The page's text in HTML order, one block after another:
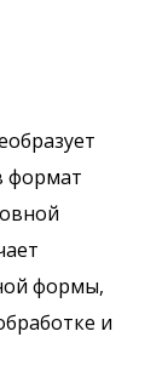
формат
формы,
и